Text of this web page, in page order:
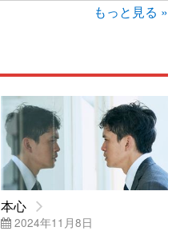
もっと見る »
本心
2024年11月8日